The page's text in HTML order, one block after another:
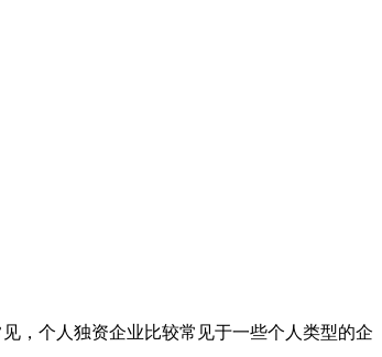
，个人独资企业比较常见于一些个人类型的企